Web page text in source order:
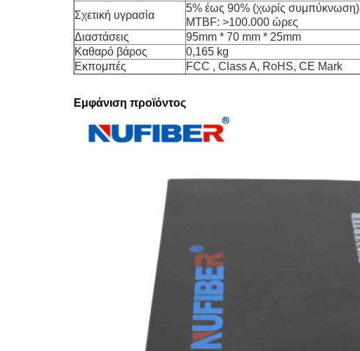
Σχετική υγρασία
5% έως 90% (χωρίς συμπύκνωση)
MTBF: >100.000 ώρες
Διαστάσεις
95mm * 70 mm * 25mm
Καθαρό βάρος
0,165 kg
Εκπομπές
FCC , Class A, RoHS, CE Mark
Εμφάνιση προϊόντος